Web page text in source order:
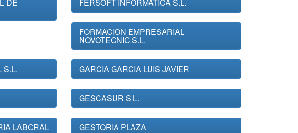
DE FERSOFT INFORMATICA S.L.
FORMACION EMPRESARIAL
NOVOTECNIC S.L.
S.L. GARCIA GARCIA LUIS JAVIER
GESCASUR S.L.
LABORAL GESTORIA PLAZA